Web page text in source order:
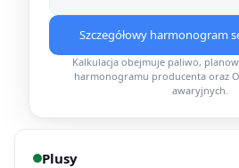
Szczegółowy harmonogram
Kalkulacja obejmuje paliwo,
harmonogramu producenta oraz
awaryjnych.
Plusy